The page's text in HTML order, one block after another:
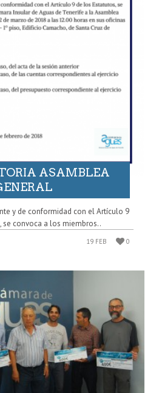
ASAMBLEA
y de conformidad con el Artículo 9
se convoca a los miembros..
19 FEB 0